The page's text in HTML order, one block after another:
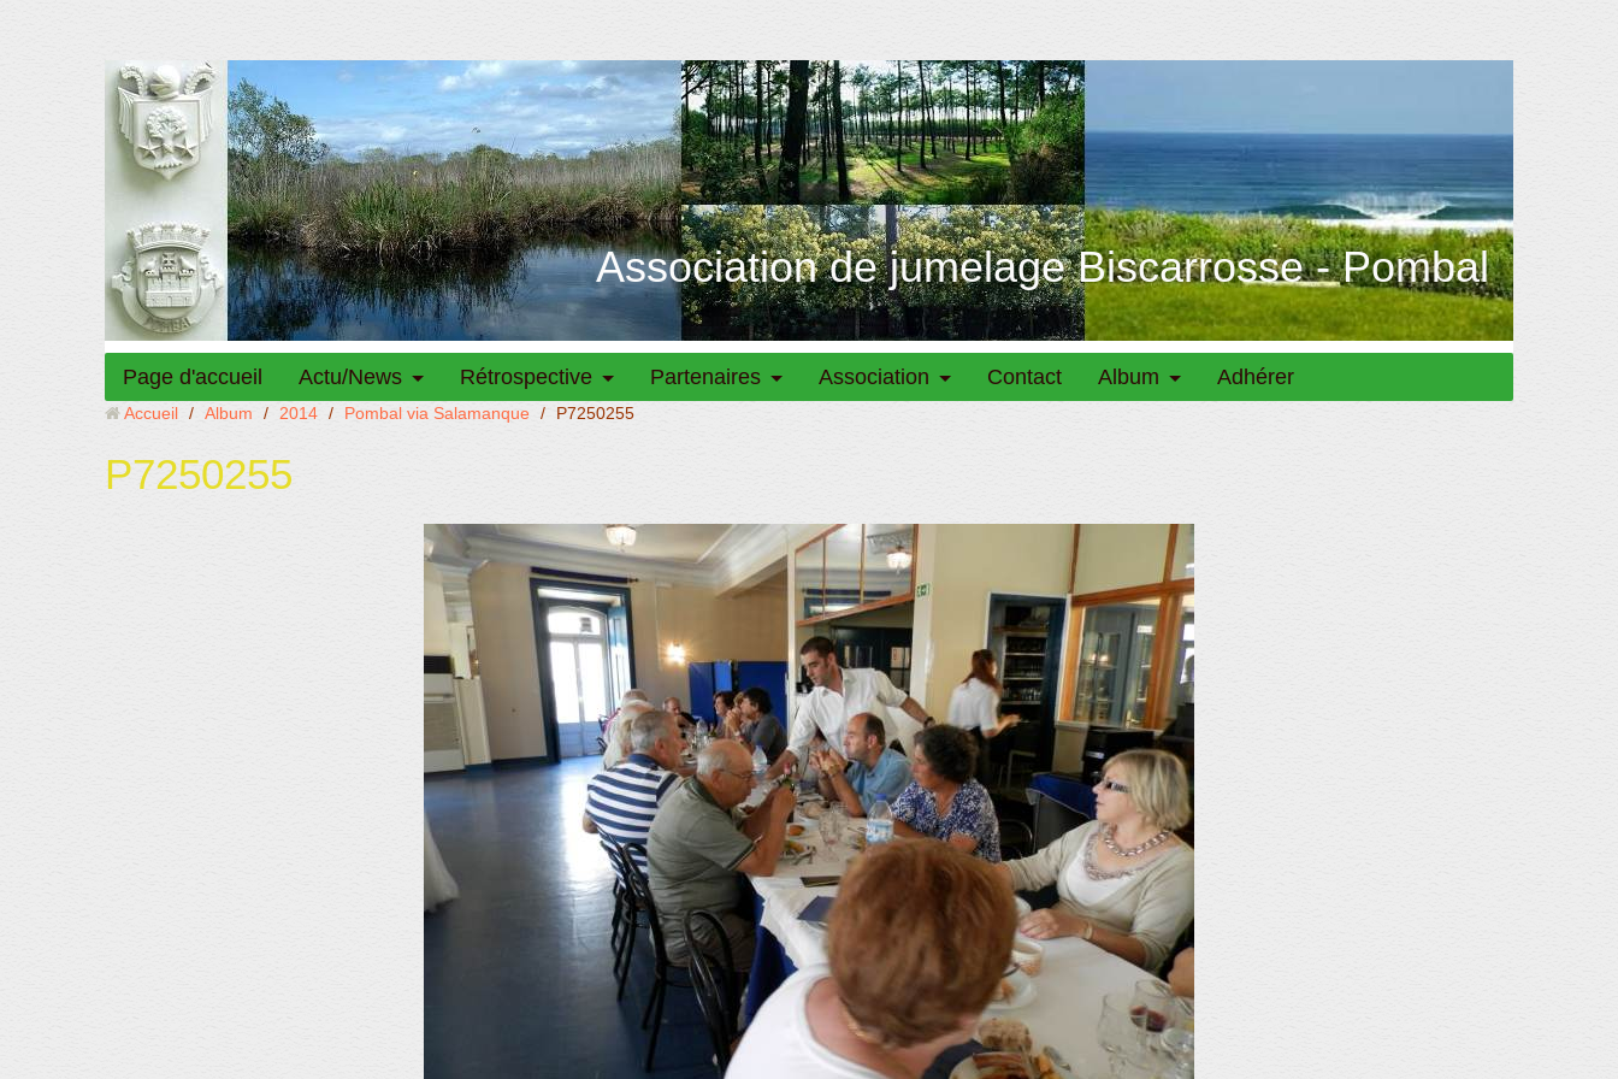
Association de jumelage Biscarrosse - Pombal
Page d'accueil Actu/News Rétrospective Partenaires Association Contact Album Adhérer
Accueil / Album / 2014 / Pombal via Salamanque / P7250255
P7250255